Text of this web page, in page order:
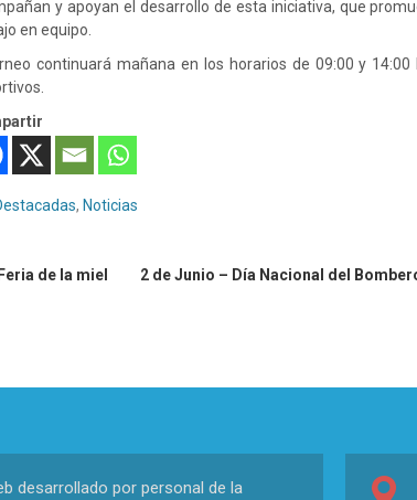
y apoyan el desarrollo de esta iniciativa, que
en equipo.
continuará mañana en los horarios de 09:00 y
, Noticias
de la miel 2 de Junio – Día Nacional del
desarrollado por personal de la